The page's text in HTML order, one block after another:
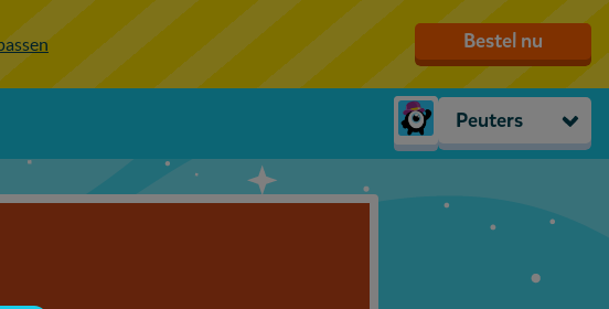
Bestel nu
Peuters
groep 1